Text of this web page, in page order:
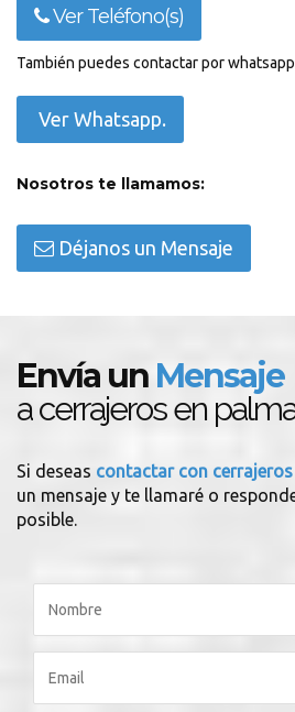
Ver Teléfono(s)
También puedes contactar por
Ver Whatsapp.
Nosotros te llamamos:
Déjanos un Mensaje
Envía un Mensaje
a cerrajeros en
Si deseas contactar con
un mensaje y te llamaré o
posible.